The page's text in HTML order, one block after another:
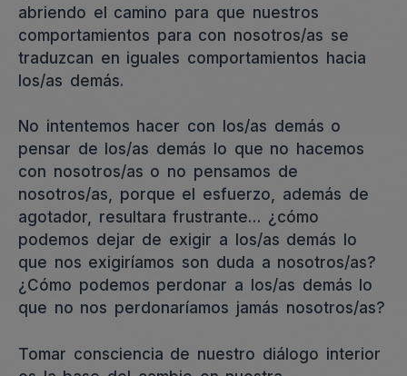
abriendo el camino para que nuestros
comportamientos para con nosotros/as se
traduzcan en iguales comportamientos hacia
los/as demás.
No intentemos hacer con los/as demás o
pensar de los/as demás lo que no hacemos
con nosotros/as o no pensamos de
nosotros/as, porque el esfuerzo, además de
agotador, resultara frustrante… ¿cómo
podemos dejar de exigir a los/as demás lo
que nos exigiríamos son duda a nosotros/as?
¿Cómo podemos perdonar a los/as demás lo
que no nos perdonaríamos jamás nosotros/as?
Tomar consciencia de nuestro diálogo interior